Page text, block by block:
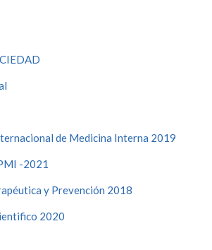
de Medicina Interna 2019
-2021
y Prevención 2018
2020